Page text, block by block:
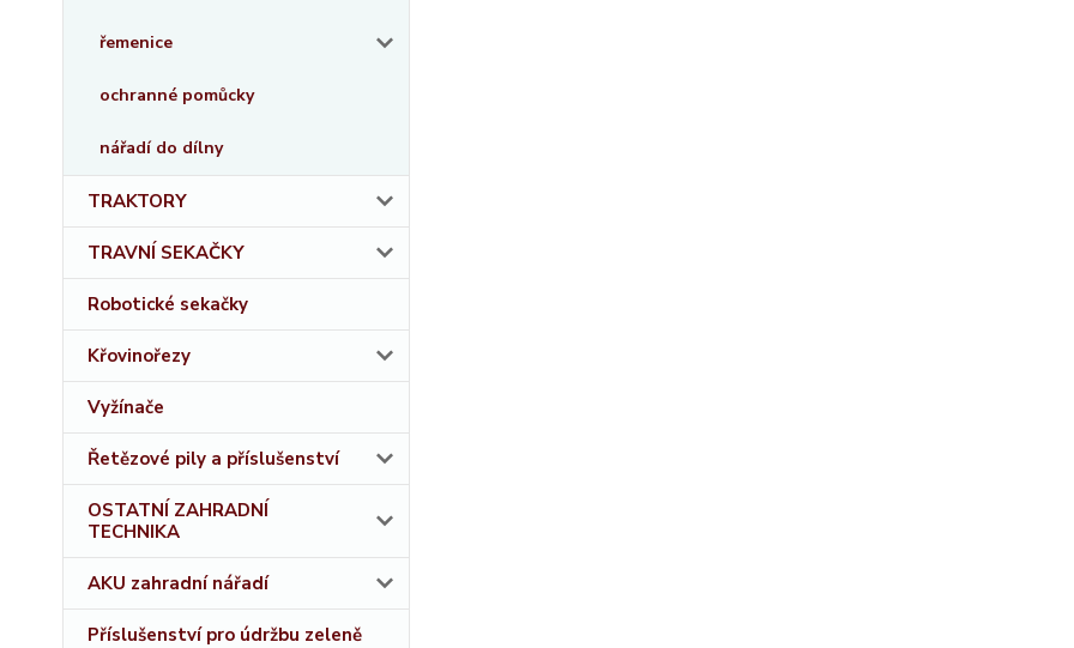
řemenice
ochranné pomůcky
nářadí do dílny
TRAKTORY
TRAVNÍ SEKAČKY
Robotické sekačky
Křovinořezy
Vyžínače
Řetězové pily a příslušenství
OSTATNÍ ZAHRADNÍ
TECHNIKA
AKU zahradní nářadí
Příslušenství pro údržbu zeleně